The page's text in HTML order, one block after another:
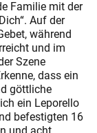
Familie mit der
Auf der
während
und im
Szene
dass ein
göttliche
ein Leporello
befestigten 16